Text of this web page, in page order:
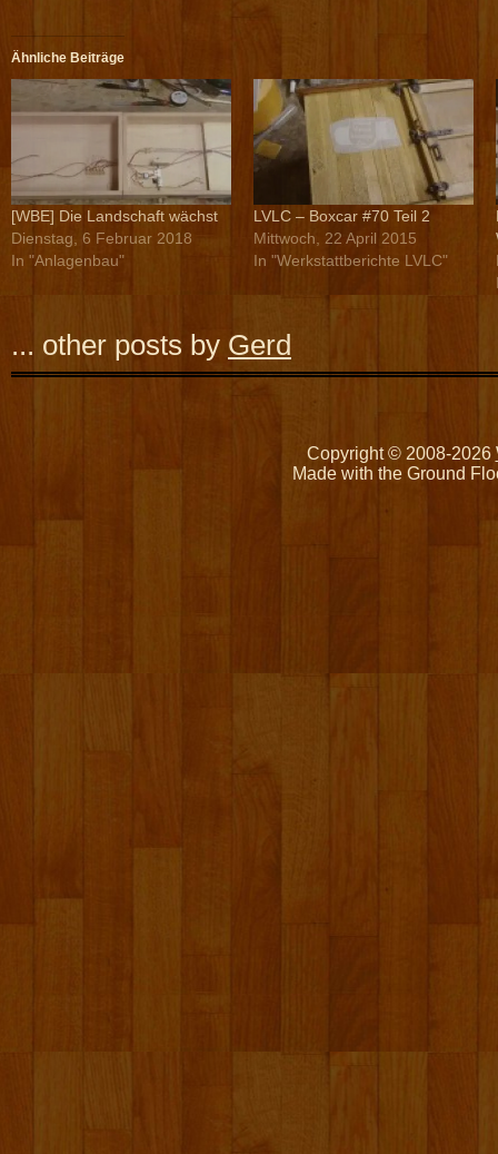
Ähnliche Beiträge
[WBE] Die Landschaft wächst
Dienstag, 6 Februar 2018
In "Anlagenbau"
LVLC – Boxcar #70 Teil 2
Mittwoch, 22 April 2015
In "Werkstattberichte LVLC"
... other posts by Gerd
Copyright © 2008-2026
Made with the Ground